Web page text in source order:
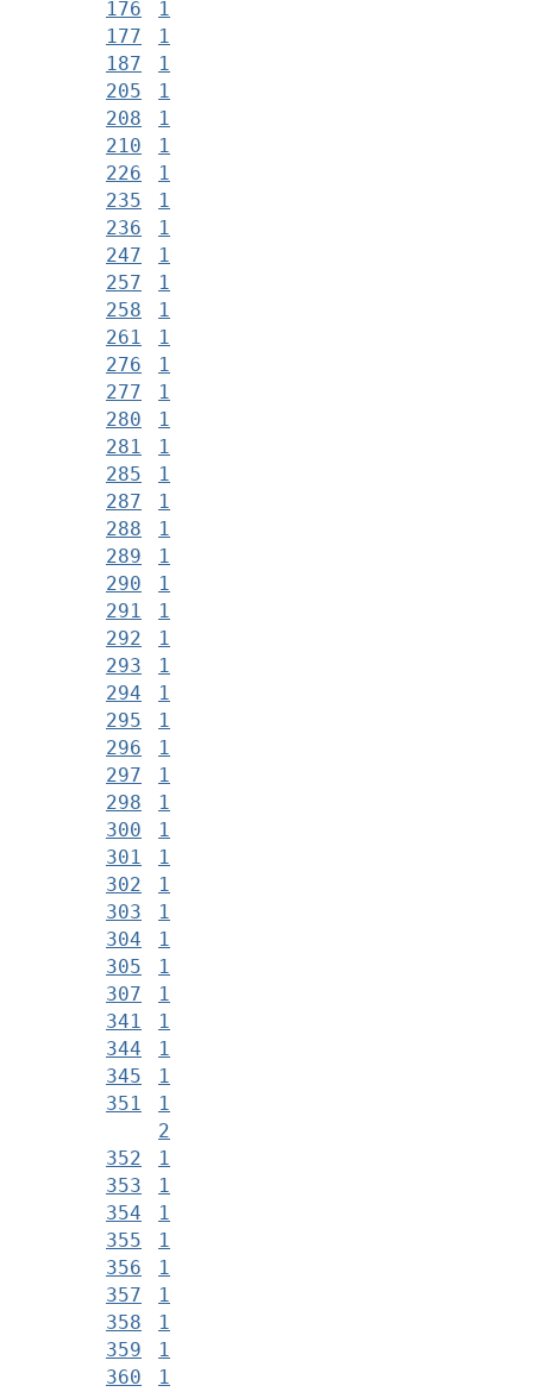
176
1
177
1
187
1
205
1
208
1
210
1
226
1
235
1
236
1
247
1
257
1
258
1
261
1
276
1
277
1
280
1
281
1
285
1
287
1
288
1
289
1
290
1
291
1
292
1
293
1
294
1
295
1
296
1
297
1
298
1
300
1
301
1
302
1
303
1
304
1
305
1
307
1
341
1
344
1
345
1
351
1
2
352
1
353
1
354
1
355
1
356
1
357
1
358
1
359
1
360
1